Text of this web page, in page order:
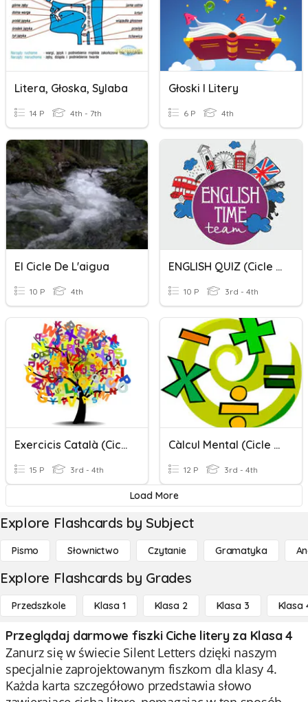
Litera, Głoska, Sylaba
14 P 4th - 7th
Głoski I Litery
6 P 4th
El Cicle De L'aigua
10 P 4th
ENGLISH QUIZ (Cicle Mitjà)
10 P 3rd - 4th
Exercicis Català (Cicle Mitjà)
15 P 3rd - 4th
Càlcul Mental (Cicle Mitjà)
12 P 3rd - 4th
Load More
Explore Flashcards by Subject
Pismo Słownictwo Czytanie Gramatyka
Explore Flashcards by Grades
Przedszkole Klasa 1 Klasa 2 Klasa 3 Klasa
Przeglądaj darmowe fiszki Ciche litery za Klasa 4
Zanurz się w świecie Silent Letters dzięki naszym
specjalnie zaprojektowanym fiszkom dla klasy 4.
Każda karta szczegółowo przedstawia słowo